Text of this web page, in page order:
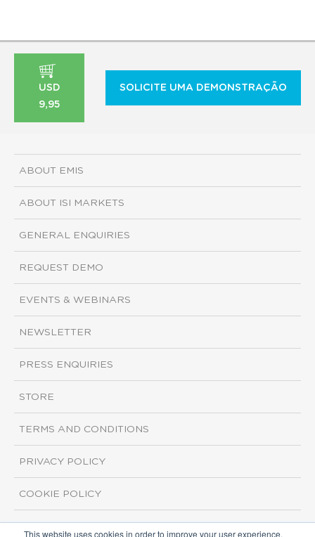
This website uses cookies in order to improve your user experience.
USD
9,95
SOLICITE UMA DEMONSTRAÇÃO
ABOUT EMIS
ABOUT ISI MARKETS
GENERAL ENQUIRIES
REQUEST DEMO
EVENTS & WEBINARS
NEWSLETTER
PRESS ENQUIRIES
STORE
TERMS AND CONDITIONS
PRIVACY POLICY
COOKIE POLICY